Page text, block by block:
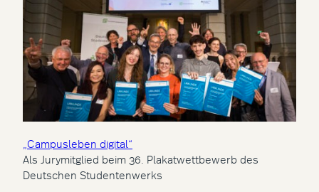
„Campusleben digital“
Als Jurymitglied beim 36. Plakatwettbewerb des
Deutschen Studentenwerks